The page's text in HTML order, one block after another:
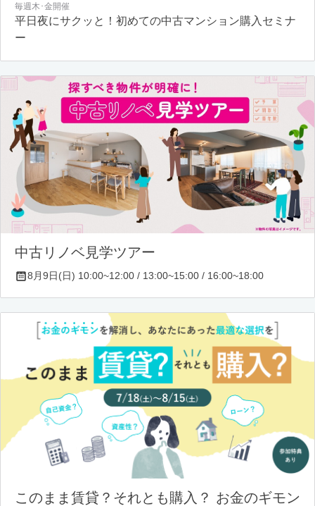
毎週木･金開催
平日夜にサクッと！初めての中古マンション購入セミナ
ー
中古リノベ見学ツアー
8月9日(日) 10:00~12:00 / 13:00~15:00 / 16:00~18:00
このまま賃貸？それとも購入？ お金のギモン